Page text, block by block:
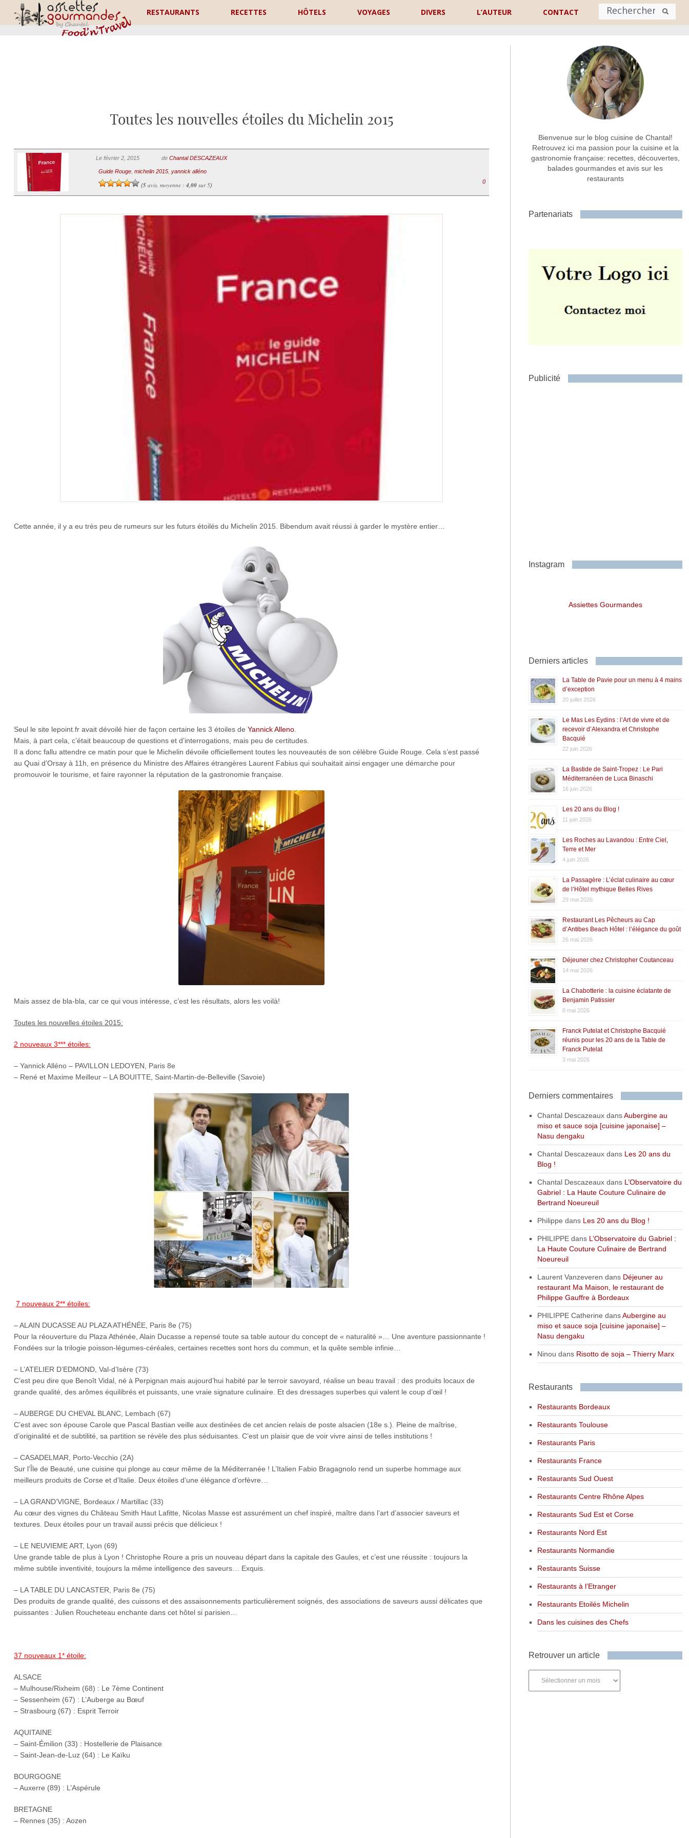
RESTAURANTS RECETTES HÔTELS VOYAGES DIVERS L’AUTEUR CONTACT
Nom
Commentaire ou message *
Toutes les nouvelles étoiles du Michelin 2015
Le février 2, 2015 de Chantal DESCAZEAUX
Guide Rouge, michelin 2015, yannick alléno
(5avis, moyenne : 4,00sur 5)
0
Cette année, il y a eu très peu de rumeurs sur les futurs étoilés du Michelin 2015. Bibendum avait réussi à garder le mystère entier…
Seul le site lepoint.fr avait dévoilé hier de façon certaine les 3 étoiles de Yannick Alleno.
Mais, à part cela, c’était beaucoup de questions et d’interrogations, mais peu de certitudes.
Il a donc fallu attendre ce matin pour que le Michelin dévoile officiellement toutes les nouveautés de son célèbre Guide Rouge. Cela s’est passé
au Quai d’Orsay à 11h, en présence du Ministre des Affaires étrangères Laurent Fabius qui souhaitait ainsi engager une démarche pour
promouvoir le tourisme, et faire rayonner la réputation de la gastronomie française.
Mais assez de bla-bla, car ce qui vous intéresse, c’est les résultats, alors les voilà!
Toutes les nouvelles étoiles 2015:
2 nouveaux 3*** étoiles:
– Yannick Alléno – PAVILLON LEDOYEN, Paris 8e
– René et Maxime Meilleur – LA BOUITTE, Saint-Martin-de-Belleville (Savoie)
7 nouveaux 2** étoiles:
– ALAIN DUCASSE AU PLAZA ATHÉNÉE, Paris 8e (75)
Pour la réouverture du Plaza Athénée, Alain Ducasse a repensé toute sa table autour du concept de « naturalité »… Une aventure passionnante !
Fondées sur la trilogie poisson-légumes-céréales, certaines recettes sont hors du commun, et la quête semble infinie…
– L’ATELIER D’EDMOND, Val-d’Isère (73)
C’est peu dire que Benoît Vidal, né à Perpignan mais aujourd’hui habité par le terroir savoyard, réalise un beau travail : des produits locaux de
grande qualité, des arômes équilibrés et puissants, une vraie signature culinaire. Et des dressages superbes qui valent le coup d’œil !
– AUBERGE DU CHEVAL BLANC, Lembach (67)
C’est avec son épouse Carole que Pascal Bastian veille aux destinées de cet ancien relais de poste alsacien (18e s.). Pleine de maîtrise,
d’originalité et de subtilité, sa partition se révèle des plus séduisantes. C’est un plaisir que de voir vivre ainsi de telles institutions !
– CASADELMAR, Porto-Vecchio (2A)
Sur l’Île de Beauté, une cuisine qui plonge au cœur même de la Méditerranée ! L’Italien Fabio Bragagnolo rend un superbe hommage aux
meilleurs produits de Corse et d’Italie. Deux étoiles d’une élégance d’orfèvre…
– LA GRAND’VIGNE, Bordeaux / Martillac (33)
Au cœur des vignes du Château Smith Haut Lafitte, Nicolas Masse est assurément un chef inspiré, maître dans l’art d’associer saveurs et
textures. Deux étoiles pour un travail aussi précis que délicieux !
– LE NEUVIEME ART, Lyon (69)
Une grande table de plus à Lyon ! Christophe Roure a pris un nouveau départ dans la capitale des Gaules, et c’est une réussite : toujours la
même subtile inventivité, toujours la même intelligence des saveurs… Exquis.
– LA TABLE DU LANCASTER, Paris 8e (75)
Des produits de grande qualité, des cuissons et des assaisonnements particulièrement soignés, des associations de saveurs aussi délicates que
puissantes : Julien Roucheteau enchante dans cet hôtel si parisien…
37 nouveaux 1* étoile:
ALSACE
– Mulhouse/Rixheim (68) : Le 7ème Continent
– Sessenheim (67) : L’Auberge au Bœuf
– Strasbourg (67) : Esprit Terroir
AQUITAINE
– Saint-Émilion (33) : Hostellerie de Plaisance
– Saint-Jean-de-Luz (64) : Le Kaïku
BOURGOGNE
– Auxerre (89) : L’Aspérule
BRETAGNE
– Rennes (35) : Aozen
Bienvenue sur le blog cuisine de Chantal!
Retrouvez ici ma passion pour la cuisine et la
gastronomie française: recettes, découvertes,
balades gourmandes et avis sur les
restaurants
Partenariats
Publicité
Instagram
Assiettes Gourmandes
Derniers articles
La Table de Pavie pour un menu à 4 mains
d’exception
20 juillet 2026
Le Mas Les Eydins : l’Art de vivre et de
recevoir d’Alexandra et Christophe
Bacquié
22 juin 2026
La Bastide de Saint-Tropez : Le Pari
Méditerranéen de Luca Binaschi
16 juin 2026
Les 20 ans du Blog !
11 juin 2026
Les Roches au Lavandou : Entre Ciel,
Terre et Mer
4 juin 2026
La Passagère : L’éclat culinaire au cœur
de l’Hôtel mythique Belles Rives
29 mai 2026
Restaurant Les Pêcheurs au Cap
d’Antibes Beach Hôtel : l’élégance du goût
26 mai 2026
Déjeuner chez Christopher Coutanceau
14 mai 2026
La Chabotterie : la cuisine éclatante de
Benjamin Patissier
8 mai 2026
Franck Putelat et Christophe Bacquié
réunis pour les 20 ans de la Table de
Franck Putelat
3 mai 2026
Derniers commentaires
Chantal DescazeauxdansAubergine au
miso et sauce soja [cuisine japonaise] –
Nasu dengaku
Chantal Descazeauxdans Les 20 ans du
Blog !
Chantal Descazeauxdans L’Observatoire du
Gabriel : La Haute Couture Culinaire de
Bertrand Noeureuil
Philippe dans Les 20 ans du Blog !
PHILIPPEdans L’Observatoire du Gabriel :
La Haute Couture Culinaire de Bertrand
Noeureuil
Laurent Vanzeveren dans Déjeuner au
restaurant Ma Maison, le restaurant de
Philippe Gauffre à Bordeaux
PHILIPPE Catherine dansAubergine au
miso et sauce soja [cuisine japonaise] –
Nasu dengaku
Ninou dans Risotto de soja – Thierry Marx
Restaurants
Restaurants Bordeaux
Restaurants Toulouse
Restaurants Paris
Restaurants France
Restaurants Sud Ouest
Restaurants Centre Rhône Alpes
Restaurants Sud Est et Corse
Restaurants Nord Est
Restaurants Normandie
Restaurants Suisse
Restaurants à l’Etranger
Restaurants Etoilés Michelin
Dans les cuisines des Chefs
Retrouver un article